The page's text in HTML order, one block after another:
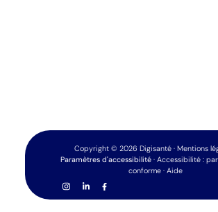
Copyright © 2026 Digisanté · Mentions
Paramètres d'accessibilité· Accessibilité :
conforme · Aide